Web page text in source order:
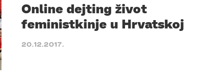
Online dejting život
feministkinje u Hrvatskoj
20.12.2017.